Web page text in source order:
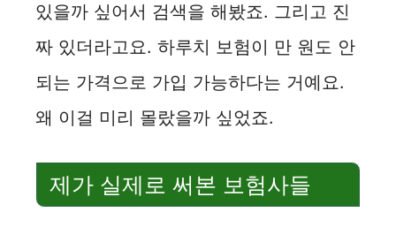
있을까 싶어서 검색을 해봤죠. 그리고 진
짜 있더라고요. 하루치 보험이 만 원도 안
되는 가격으로 가입 가능하다는 거예요.
왜 이걸 미리 몰랐을까 싶었죠.
제가 실제로 써본 보험사들